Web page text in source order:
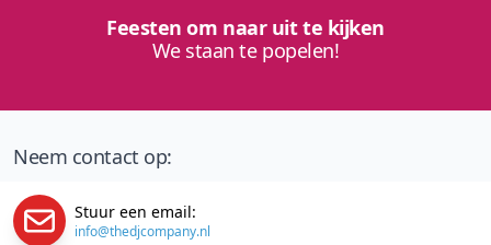
Feesten om naar uit te kijken
We staan te popelen!
Neem contact op:
Stuur een email:
info@thedjcompany.nl